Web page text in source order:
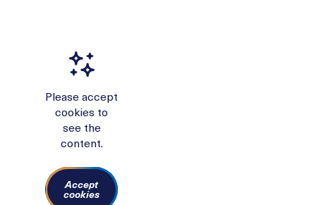
Please accept
cookies to
see the
content.
Accept
cookies